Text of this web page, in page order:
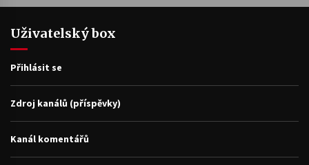
Uživatelský box
Přihlásit se
Zdroj kanálů (příspěvky)
Kanál komentářů